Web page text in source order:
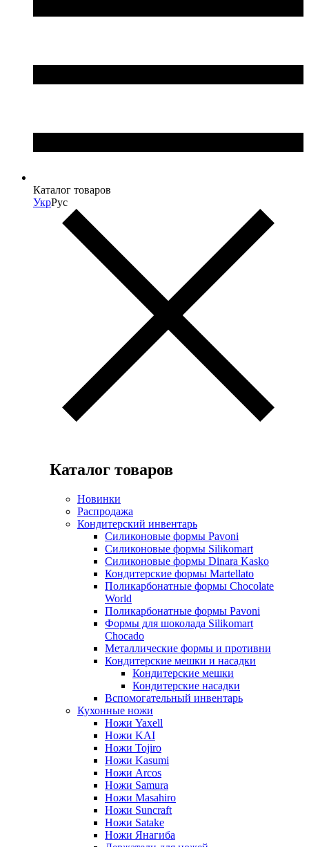
Каталог товаров
УкрРус
Каталог товаров
Новинки
Распродажа
Кондитерский инвентарь
Силиконовые формы Pavoni
Силиконовые формы Silikomart
Силиконовые формы Dinara Kasko
Кондитерские формы Martellato
Поликарбонатные формы Chocolate
World
Поликарбонатные формы Pavoni
Формы для шоколада Silikomart
Chocado
Металлические формы и противни
Кондитерские мешки и насадки
Кондитерские мешки
Кондитерские насадки
Вспомогательный инвентарь
Кухонные ножи
Ножи Yaxell
Ножи KAI
Ножи Tojiro
Ножи Kasumi
Ножи Arcos
Ножи Samura
Ножи Masahiro
Ножи Suncraft
Ножи Satake
Ножи Янагиба